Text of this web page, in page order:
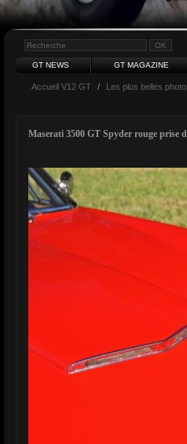
GT NEWS GT MAGAZINE
Accueil V12 GT / Les plus belles
Maserati 3500 GT Spyder rouge prise